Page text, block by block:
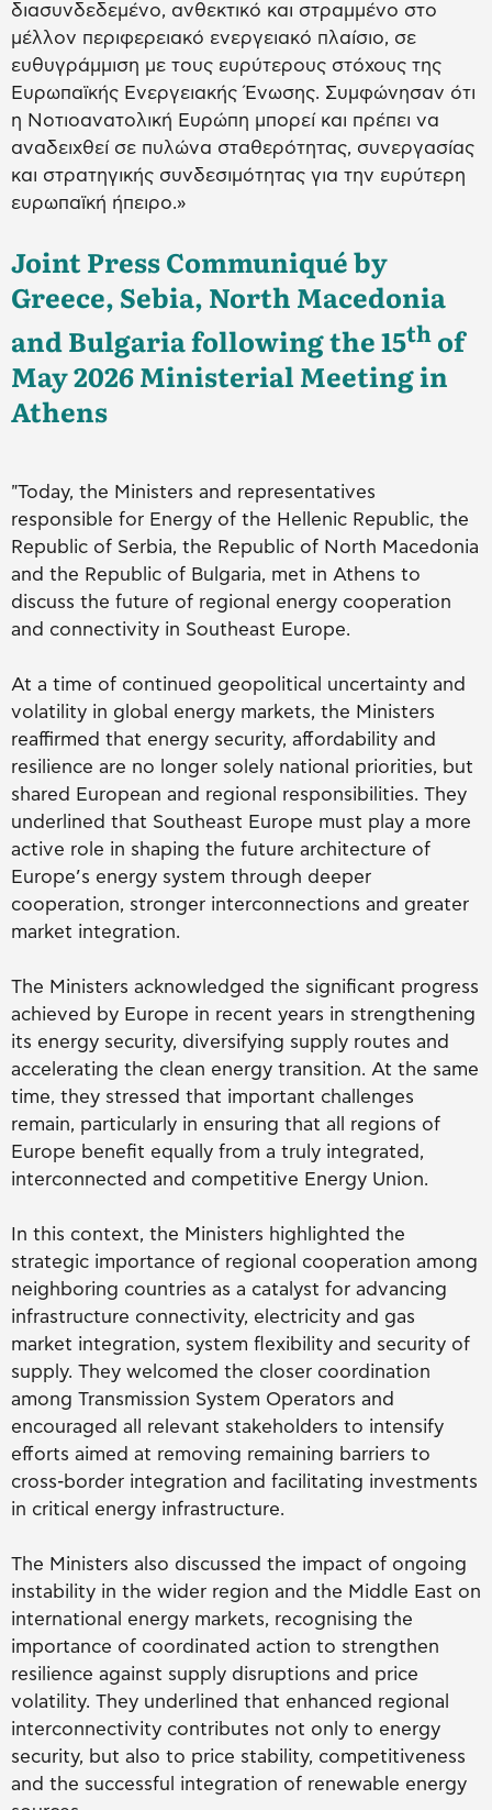
διασυνδεδεμένο, ανθεκτικό και στραμμένο στο
μέλλον περιφερειακό ενεργειακό πλαίσιο, σε
ευθυγράμμιση με τους ευρύτερους στόχους της
Ευρωπαϊκής Ενεργειακής Ένωσης. Συμφώνησαν ότι
η Νοτιοανατολική Ευρώπη μπορεί και πρέπει να
αναδειχθεί σε πυλώνα σταθερότητας, συνεργασίας
και στρατηγικής συνδεσιμότητας για την ευρύτερη
ευρωπαϊκή ήπειρο.»
Joint Press Communiqué by
Greece, Sebia, North Macedonia
and Bulgaria following the 15th of
May 2026 Ministerial Meeting in
Athens
"Today, the Ministers and representatives
responsible for Energy of the Hellenic Republic, the
Republic of Serbia, the Republic of North Macedonia
and the Republic of Bulgaria, met in Athens to
discuss the future of regional energy cooperation
and connectivity in Southeast Europe.
At a time of continued geopolitical uncertainty and
volatility in global energy markets, the Ministers
reaffirmed that energy security, affordability and
resilience are no longer solely national priorities, but
shared European and regional responsibilities. They
underlined that Southeast Europe must play a more
active role in shaping the future architecture of
Europe’s energy system through deeper
cooperation, stronger interconnections and greater
market integration.
The Ministers acknowledged the significant progress
achieved by Europe in recent years in strengthening
its energy security, diversifying supply routes and
accelerating the clean energy transition. At the same
time, they stressed that important challenges
remain, particularly in ensuring that all regions of
Europe benefit equally from a truly integrated,
interconnected and competitive Energy Union.
In this context, the Ministers highlighted the
strategic importance of regional cooperation among
neighboring countries as a catalyst for advancing
infrastructure connectivity, electricity and gas
market integration, system flexibility and security of
supply. They welcomed the closer coordination
among Transmission System Operators and
encouraged all relevant stakeholders to intensify
efforts aimed at removing remaining barriers to
cross-border integration and facilitating investments
in critical energy infrastructure.
The Ministers also discussed the impact of ongoing
instability in the wider region and the Middle East on
international energy markets, recognising the
importance of coordinated action to strengthen
resilience against supply disruptions and price
volatility. They underlined that enhanced regional
interconnectivity contributes not only to energy
security, but also to price stability, competitiveness
and the successful integration of renewable energy